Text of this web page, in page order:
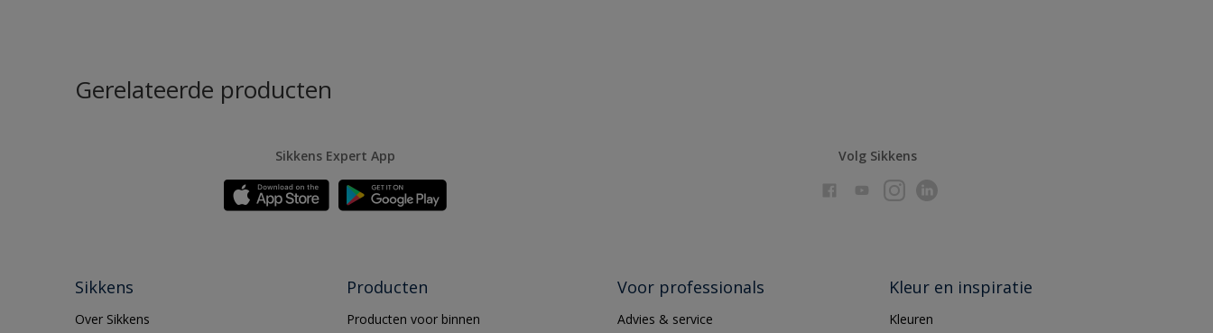
Gerelateerde producten
Sikkens Expert App Volg Sikkens
Sikkens
Over Sikkens
Producten
Producten voor binnen
Voor professionals
Advies & service
Kleur en inspiratie
Kleuren